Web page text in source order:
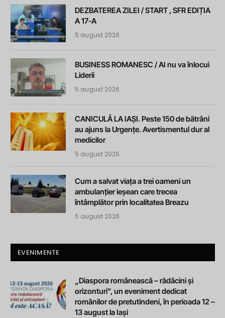
DEZBATEREA ZILEI / START , SFR EDIȚIA
A 17-A
5 august 2026
BUSINESS ROMANESC / AI nu va înlocui
Liderii
5 august 2026
CANICULĂ LA IAȘI. Peste 150 de bătrâni
au ajuns la Urgențe. Avertismentul dur al
medicilor
5 august 2026
Cum a salvat viața a trei oameni un
ambulanțier ieșean care trecea
întâmplător prin localitatea Breazu
5 august 2026
EVENIMENTE
„Diaspora românească – rădăcini și
orizonturi”, un eveniment dedicat
românilor de pretutindeni, în perioada 12 –
13 august la Iași